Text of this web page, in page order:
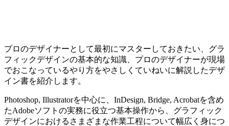
プロのデザイナーとして最初にマスターしておきたい、グラ
フィックデザインの基本的な知識、プロのデザイナーが現場
でおこなっているやり方をやさしくていねいに解説したデザ
イン書を紹介します。
Photoshop, Illustratorを中心に、InDesign, Bridge, Acrobatを含め
たAdobeソフトの実務に役立つ基本操作から、グラフィック
デザインにおけるさまざまな作業工程について幅広く身につ